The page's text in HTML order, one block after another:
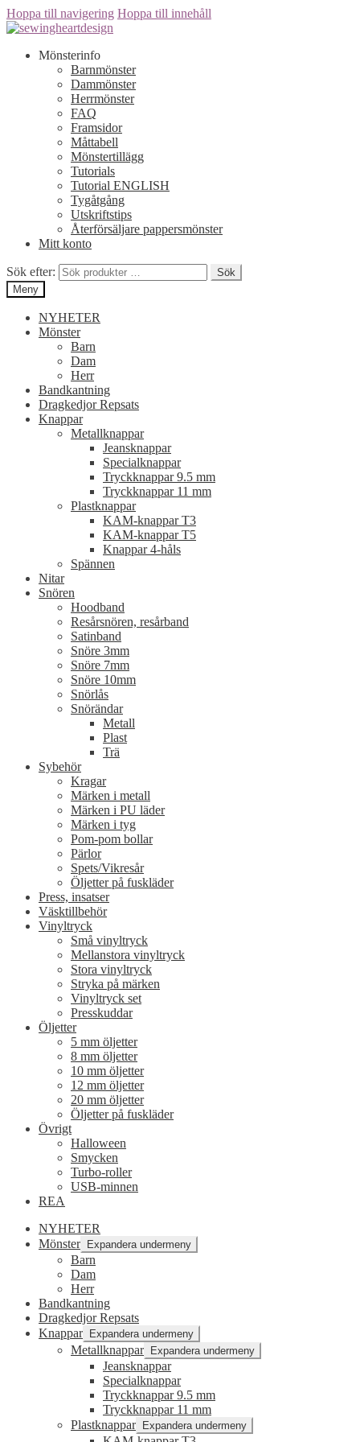
Hoppa till navigering Hoppa till innehåll
Mönsterinfo
Barnmönster
Dammönster
Herrmönster
FAQ
Framsidor
Måttabell
Mönstertillägg
Tutorials
Tutorial ENGLISH
Tygåtgång
Utskriftstips
Återförsäljare pappersmönster
Mitt konto
Sök efter:
Sök
Meny
NYHETER
Mönster
Barn
Dam
Herr
Bandkantning
Dragkedjor Repsats
Knappar
Metallknappar
Jeansknappar
Specialknappar
Tryckknappar 9.5 mm
Tryckknappar 11 mm
Plastknappar
KAM-knappar T3
KAM-knappar T5
Knappar 4-håls
Spännen
Nitar
Snören
Hoodband
Resårsnören, resårband
Satinband
Snöre 3mm
Snöre 7mm
Snöre 10mm
Snörlås
Snörändar
Metall
Plast
Trä
Sybehör
Kragar
Märken i metall
Märken i PU läder
Märken i tyg
Pom-pom bollar
Pärlor
Spets/Vikresår
Öljetter på fuskläder
Press, insatser
Väsktillbehör
Vinyltryck
Små vinyltryck
Mellanstora vinyltryck
Stora vinyltryck
Stryka på märken
Vinyltryck set
Presskuddar
Öljetter
5 mm öljetter
8 mm öljetter
10 mm öljetter
12 mm öljetter
20 mm öljetter
Öljetter på fuskläder
Övrigt
Halloween
Smycken
Turbo-roller
USB-minnen
REA
NYHETER
Mönster
Expandera undermeny
Barn
Dam
Herr
Bandkantning
Dragkedjor Repsats
Knappar
Expandera undermeny
Metallknappar Expandera undermeny
Jeansknappar
Specialknappar
Tryckknappar 9.5 mm
Tryckknappar 11 mm
Plastknappar
Expandera undermeny